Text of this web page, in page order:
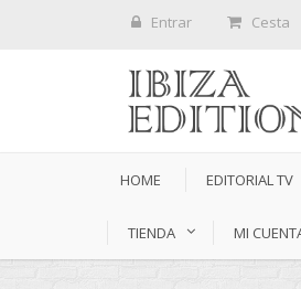
Entrar Cesta
HOME EDITORIAL TV
TIENDA MI